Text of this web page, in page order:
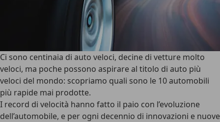
Ci sono centinaia di auto veloci, decine di vetture molto
veloci, ma poche possono aspirare al titolo di auto più
veloci del mondo: scopriamo quali sono le 10 automobili
più rapide mai prodotte.
I record di velocità hanno fatto il paio con l’evoluzione
dell’automobile, e per ogni decennio di innovazioni e nuove